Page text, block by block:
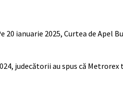
ianuarie 2025, Curtea de Apel
judecătorii au spus că Metrorex